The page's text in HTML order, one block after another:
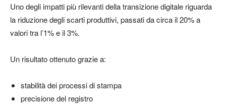
Uno degli impatti più rilevanti della transizione digitale riguarda
la riduzione degli scarti produttivi, passati da circa il 20% a
valori tra l’1% e il 3%.
Un risultato ottenuto grazie a:
stabilità dei processi di stampa
precisione del registro